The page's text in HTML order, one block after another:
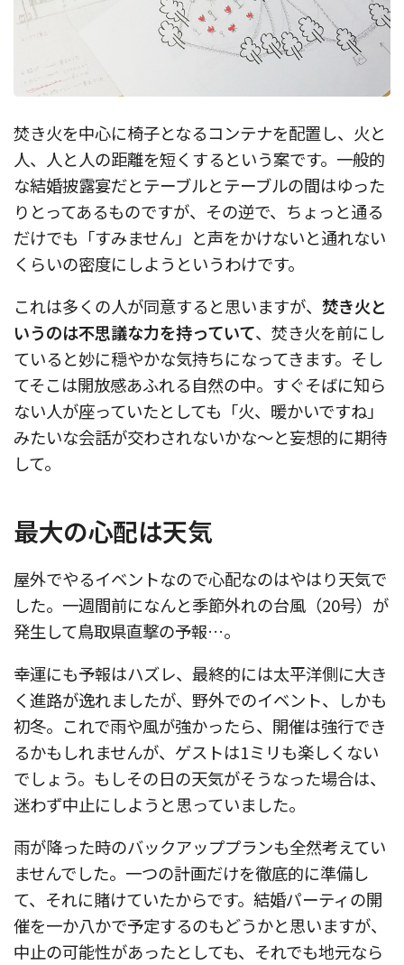
焚き火を中心に椅子となるコンテナを配置し、火と
人、人と人の距離を短くするという案です。一般的
な結婚披露宴だとテーブルとテーブルの間はゆった
りとってあるものですが、その逆で、ちょっと通る
だけでも「すみません」と声をかけないと通れない
くらいの密度にしようというわけです。
これは多くの人が同意すると思いますが、 焚き火と
いうのは不思議な力を持っていて、焚き火を前にし
ていると妙に穏やかな気持ちになってきます。そし
てそこは開放感あふれる自然の中。すぐそばに知ら
ない人が座っていたとしても「火、暖かいですね」
みたいな会話が交わされないかな〜と妄想的に期待
して。
最大の心配は天気
屋外でやるイベントなので心配なのはやはり天気で
した。一週間前になんと季節外れの台風（20号）が
発生して鳥取県直撃の予報…。
幸運にも予報はハズレ、最終的には太平洋側に大き
く進路が逸れましたが、野外でのイベント、しかも
初冬。これで雨や風が強かったら、開催は強行でき
るかもしれませんが、ゲストは1ミリも楽しくない
でしょう。もしその日の天気がそうなった場合は、
迷わず中止にしようと思っていました。
雨が降った時のバックアッププランも全然考えてい
ませんでした。一つの計画だけを徹底的に準備し
て、それに賭けていたからです。結婚パーティの開
催を一か八かで予定するのもどうかと思いますが、
中止の可能性があったとしても、それでも地元なら